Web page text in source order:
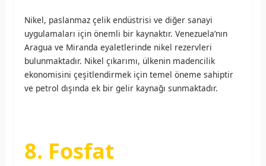
Nikel, paslanmaz çelik endüstrisi ve diğer sanayi
uygulamaları için önemli bir kaynaktır. Venezuela’nın
Aragua ve Miranda eyaletlerinde nikel rezervleri
bulunmaktadır. Nikel çıkarımı, ülkenin madencilik
ekonomisini çeşitlendirmek için temel öneme sahiptir
ve petrol dışında ek bir gelir kaynağı sunmaktadır.
8. Fosfat